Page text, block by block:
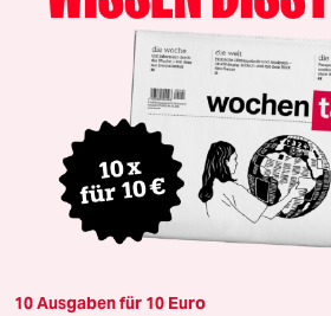
10 Ausgaben für 10 Euro